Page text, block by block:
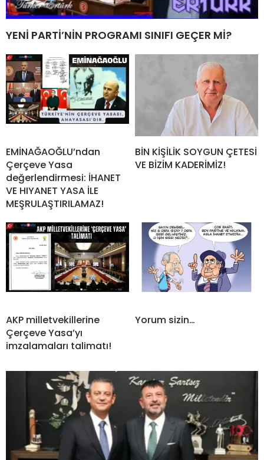
YENİ PARTİ’NİN PROGRAMI SINIFI GEÇER Mİ?
EMİNAĞAOĞLU’ndan
Çerçeve Yasa
değerlendirmesi: İHANET
VE HIYANET YASA İLE
MEŞRULAŞTIRILAMAZ!
BİN KİŞİLİK SOYGUN ÇETESİ
VE BİZİM KADERİMİZ!
AKP milletvekillerine
Çerçeve Yasa’yı
imzalamaları talimatı!
Yorum sizin…